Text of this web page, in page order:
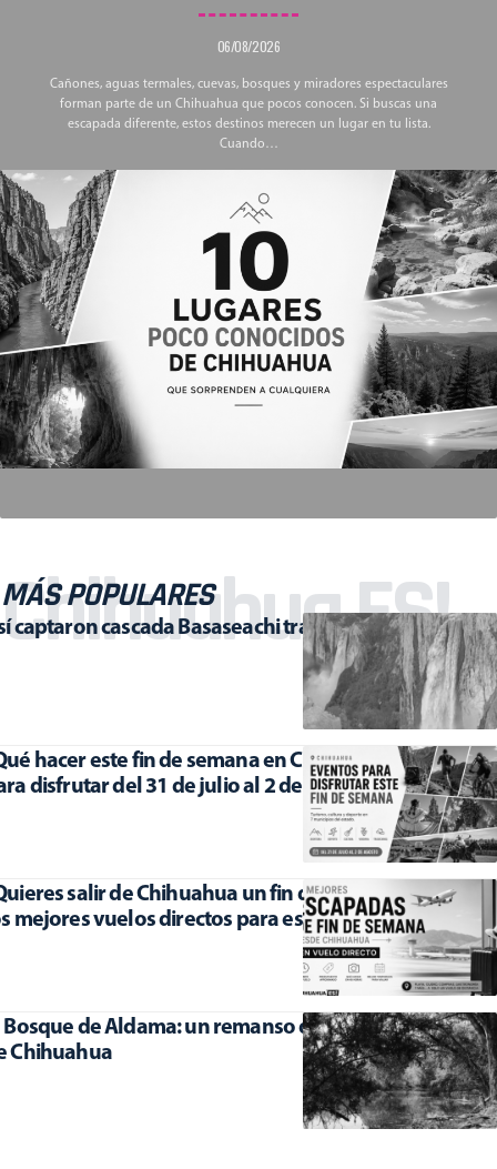
06/08/2026
Cañones, aguas termales, cuevas, bosques y miradores espectaculares
forman parte de un Chihuahua que pocos conocen. Si buscas una
escapada diferente, estos destinos merecen un lugar en tu lista.
Cuando…
MÁS POPULARES
Chihuahua ES!
captaron cascada Basaseachi tras lluvias
hacer este fin de semana en Chihuahua? 7 eventos
disfrutar del 31 de julio al 2 de agosto
salir de Chihuahua un fin de semana? Estos son
mejores vuelos directos para escaparte en 2026
Bosque de Aldama: un remanso de frescura en medio
Chihuahua